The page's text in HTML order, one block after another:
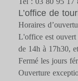
L’office de
Horaires
L'office est ouvert
de 14h à 17h30,
Fermé les jours
Ouverture